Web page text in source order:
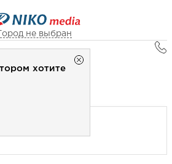
Город не выбран
хотите
НИКО-медиа
+7 (3462) 550-877
- Статика